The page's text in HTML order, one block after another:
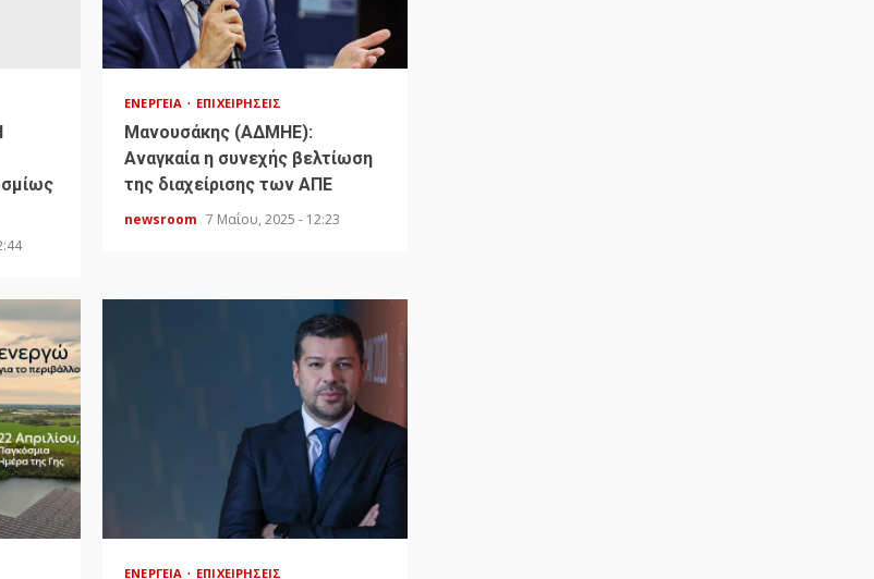
ΕΝΈΡΓΕΙΑ ΕΠΙΧΕΙΡΉΣΕΙΣ
Μανουσάκης (ΑΔΜΗΕ):
Αναγκαία η συνεχής βελτίωση
της διαχείρισης των ΑΠΕ
newsroom 7 Μαΐου, 2025 - 12:23
ΕΝΈΡΓΕΙΑ ΕΠΙΧΕΙΡΉΣΕΙΣ